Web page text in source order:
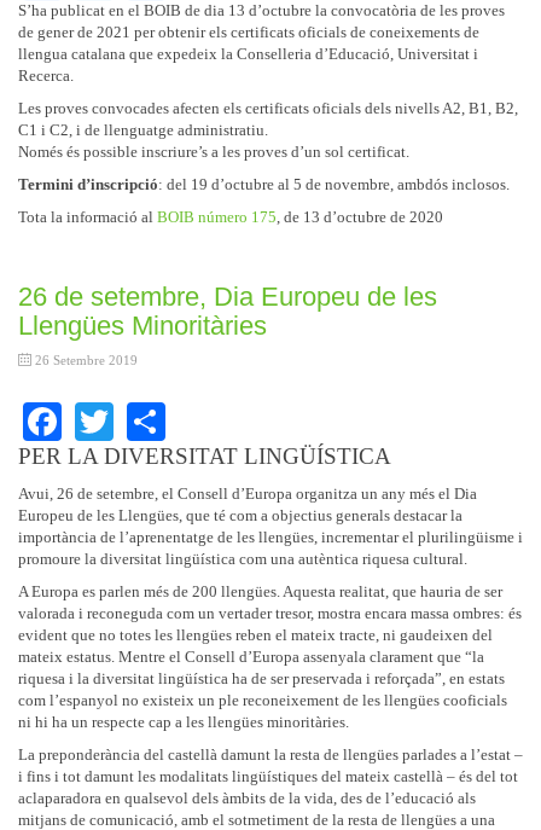
S’ha publicat en el BOIB de dia 13 d’octubre la convocatòria de les proves
de gener de 2021 per obtenir els certificats oficials de coneixements de
llengua catalana que expedeix la Conselleria d’Educació, Universitat i
Recerca.
Les proves convocades afecten els certificats oficials dels nivells A2, B1, B2,
C1 i C2, i de llenguatge administratiu.
Només és possible inscriure’s a les proves d’un sol certificat.
Termini d’inscripció: del 19 d’octubre al 5 de novembre, ambdós inclosos.
Tota la informació al BOIB número 175, de 13 d’octubre de 2020
26 de setembre, Dia Europeu de les
Llengües Minoritàries
26 Setembre 2019
Facebook
Twitter
PER LA DIVERSITAT LINGÜÍSTICA
Avui, 26 de setembre, el Consell d’Europa organitza un any més el Dia
Europeu de les Llengües , que té com a objectius generals destacar la
importància de l’aprenentatge de les llengües, incrementar el plurilingüisme i
promoure la diversitat lingüística com una autèntica riquesa cultural.
A Europa es parlen més de 200 llengües. Aquesta realitat, que hauria de ser
valorada i reconeguda com un vertader tresor, mostra encara massa ombres: és
evident que no totes les llengües reben el mateix tracte, ni gaudeixen del
mateix estatus. Mentre el Consell d’Europa assenyala clarament que “la
riquesa i la diversitat lingüística ha de ser preservada i reforçada”, en estats
com l’espanyol no existeix un ple reconeixement de les llengües cooficials
ni hi ha un respecte cap a les llengües minoritàries.
La preponderància del castellà damunt la resta de llengües parlades a l’estat –
i fins i tot damunt les modalitats lingüístiques del mateix castellà – és del tot
aclaparadora en qualsevol dels àmbits de la vida, des de l’educació als
mitjans de comunicació, amb el sotmetiment de la resta de llengües a una